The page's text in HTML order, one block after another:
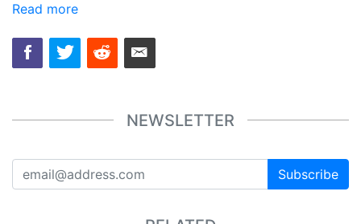
Read more
NEWSLETTER
Subscribe